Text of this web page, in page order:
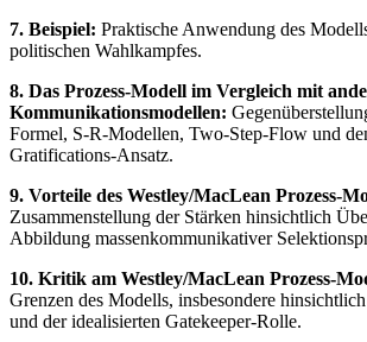
7. Beispiel: Praktische Anwendung des
politischen Wahlkampfes.
8. Das Prozess-Modell im Vergleich mit
Kommunikationsmodellen:
Formel, S-R-Modellen, Two-Step-Flow und
Gratifications-Ansatz.
9. Vorteile des Westley/MacLean Prozess-
Zusammenstellung der Stärken hinsichtlich
Abbildung massenkommunikativer
10. Kritik am Westley/MacLean Prozess-
Grenzen des Modells, insbesondere
und der idealisierten Gatekeeper-Rolle.